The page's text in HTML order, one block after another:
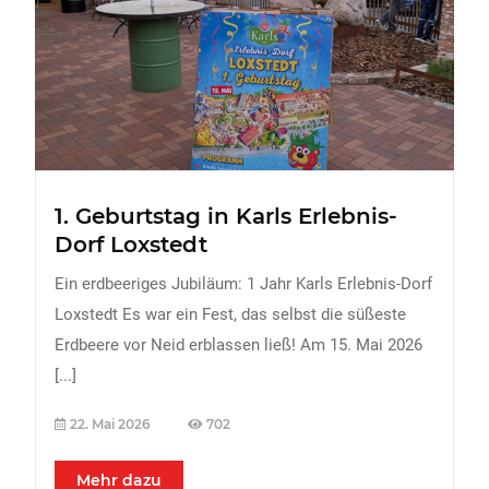
FREIZEIT
Veranstaltungen
Essen & Trinken
Sport
URLAUB
1. Geburtstag in Karls Erlebnis-
Dorf Loxstedt
Ein erdbeeriges Jubiläum: 1 Jahr Karls Erlebnis-Dorf
Loxstedt Es war ein Fest, das selbst die süßeste
Erdbeere vor Neid erblassen ließ! Am 15. Mai 2026
[...]
22. Mai 2026 702
Mehr dazu